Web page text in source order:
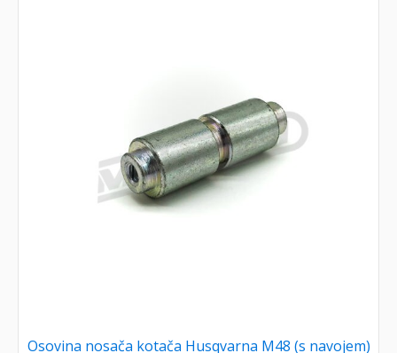
Osovina nosača kotača Husqvarna M48 (s navojem)